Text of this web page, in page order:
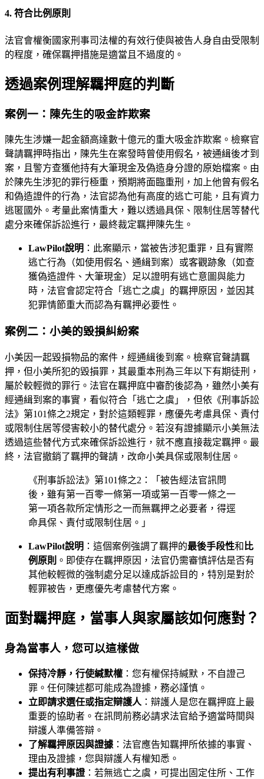
4. 符合比例原則
法官會權衡國家刑事司法權的有效行使與被告人身自由受限制
的程度，確保羈押措施是適當且不過度的。
透過案例理解羈押庭的判斷
案例一：陳先生的吸金詐欺案
陳先生涉嫌一起金額高達數十億元的重大吸金詐欺案。檢察官
聲請羈押時指出，陳先生在案發時曾使用假名，被通緝後才到
案，且警方查獲他持有大筆現金及偽造身分證的原始檔案。由
於陳先生涉犯的罪行極重，預期將面臨重刑，加上他曾有假名
和偽造證件的行為，法官認為他有高度的逃亡可能，且有資力
逃匿國外。考量此案情重大，難以透過具保、限制住居等替代
處分來確保訴訟進行，最終裁定羈押陳先生。
LawPilot說明 ：此案顯示，當被告涉犯重罪，且有實際
逃亡行為（如使用假名、通緝到案）或客觀跡象（如查
獲偽造證件、大筆現金）足以證明有逃亡意圖與能力
時，法官會認定符合「逃亡之虞」的羈押原因，並因其
犯罪情節重大而認為有羈押必要性。
案例二：小美的毀損糾紛案
小美因一起毀損物品的案件，經通緝後到案。檢察官聲請羈
押，但小美所犯的毀損罪，其最重本刑為三年以下有期徒刑，
屬於較輕微的罪行。法官在羈押庭中審酌後認為，雖然小美有
經通緝到案的事實，看似符合「逃亡之虞」，但依《刑事訴訟
法》第101條之2規定，對於這類輕罪，應優先考慮具保、責付
或限制住居等侵害較小的替代處分。若沒有證據顯示小美無法
透過這些替代方式來確保訴訟進行，就不應直接裁定羈押。最
終，法官撤銷了羈押的聲請，改命小美具保或限制住居。
《刑事訴訟法》第101條之2：「被告經法官訊問
後，雖有第一百零一條第一項或第一百零一條之一
第一項各款所定情形之一而無羈押之必要者，得逕
命具保、責付或限制住居。」
LawPilot說明 ：這個案例強調了羈押的最後手段性和 比
例原則 。即使存在羈押原因，法官仍需審慎評估是否有
其他較輕微的強制處分足以達成訴訟目的，特別是對於
輕罪被告，更應優先考慮替代方案。
面對羈押庭，當事人與家屬該如何應對？
身為當事人，您可以這樣做
保持冷靜，行使緘默權 ：您有權保持緘默，不自證己
罪。任何陳述都可能成為證據，務必謹慎。
立即請求選任或指定辯護人 ：辯護人是您在羈押庭上最
重要的協助者。在訊問前務必請求法官給予適當時間與
辯護人準備答辯。
了解羈押原因與證據 ：法官應告知羈押所依據的事實、
理由及證據，您與辯護人有權知悉。
提出有利事證：若無逃亡之虞，可提出固定住所、工作